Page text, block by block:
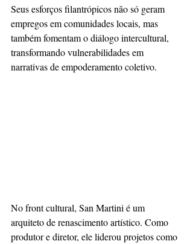
Seus esforços filantrópicos não só geram
empregos em comunidades locais, mas
também fomentam o diálogo intercultural,
transformando vulnerabilidades em
narrativas de empoderamento coletivo.
No front cultural, San Martini é um
arquiteto de renascimento artístico. Como
produtor e diretor, ele liderou projetos como